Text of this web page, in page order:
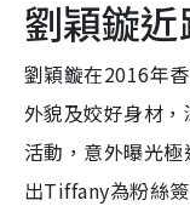
劉穎鏇
劉穎鏇在2016年
外貌及姣好身材
活動，意外曝光
出Tiffany為粉絲